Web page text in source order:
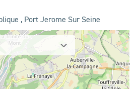
, Port Jerome Sur Seine